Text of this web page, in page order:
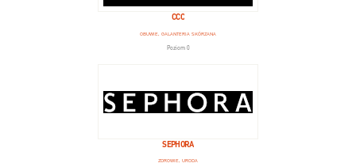
CCC
OBUWIE, GALANTERIA SKÓRZANA
Poziom 0
SEPHORA
ZDROWIE, URODA